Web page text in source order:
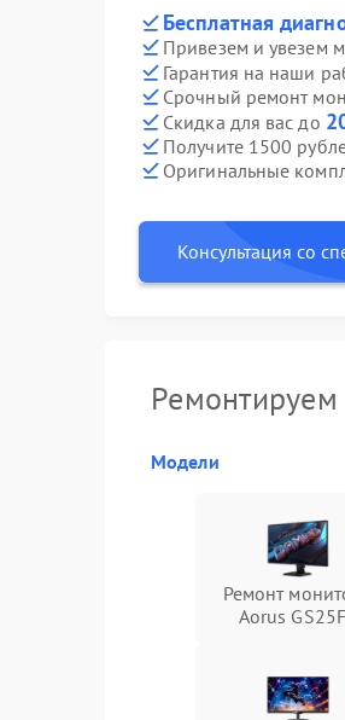
Бесплатная
Привезем и увезем
Гарантия на наши
Срочный ремонт
Скидка для вас до
Получите 1500
Оригинальные
Консультация со
Модели
Ремонт
Aorus